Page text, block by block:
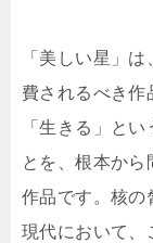
「美しい星」
費されるべき作
「生きる」と
とを、根本から
作品です。核の
現代において、